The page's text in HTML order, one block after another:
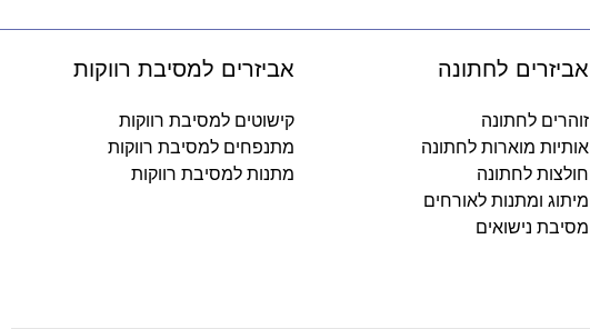
אביזרים לחתונה
זוהרים לחתונה
אותיות מוארות לחתונה
חולצות לחתונה
מיתוג ומתנות לאורחים
מסיבת נישואים
אביזרים למסיבת רווקות
קישוטים למסיבת רווקות
מתנפחים למסיבת רווקות
מתנות למסיבת רווקות